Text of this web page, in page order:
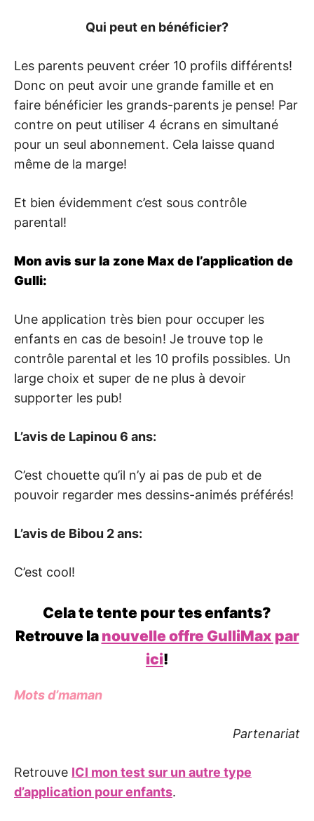
Qui peut en bénéficier?
Les parents peuvent créer 10 profils différents!
Donc on peut avoir une grande famille et en
faire bénéficier les grands-parents je pense! Par
contre on peut utiliser 4 écrans en simultané
pour un seul abonnement. Cela laisse quand
même de la marge!
Et bien évidemment c’est sous contrôle
parental!
Mon avis sur la zone Max de l’application de
Gulli:
Une application très bien pour occuper les
enfants en cas de besoin! Je trouve top le
contrôle parental et les 10 profils possibles. Un
large choix et super de ne plus à devoir
supporter les pub!
L’avis de Lapinou 6 ans:
C’est chouette qu’il n’y ai pas de pub et de
pouvoir regarder mes dessins-animés préférés!
L’avis de Bibou 2 ans:
C’est cool!
Cela te tente pour tes enfants?
Retrouve la nouvelle offre GulliMax par
ici!
Mots d’maman
Partenariat
Retrouve ICI mon test sur un autre type
d’application pour enfants.